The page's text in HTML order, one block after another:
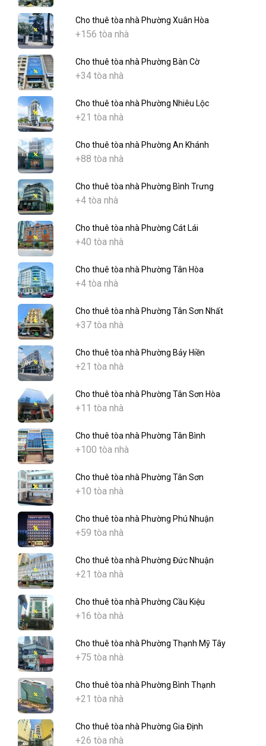
Cho thuê tòa nhà Phường Xuân Hòa
+156 tòa nhà
Cho thuê tòa nhà Phường Bàn Cờ
+34 tòa nhà
Cho thuê tòa nhà Phường Nhiêu Lộc
+21 tòa nhà
Cho thuê tòa nhà Phường An Khánh
+88 tòa nhà
Cho thuê tòa nhà Phường Bình Trưng
+4 tòa nhà
Cho thuê tòa nhà Phường Cát Lái
+40 tòa nhà
Cho thuê tòa nhà Phường Tân Hòa
+4 tòa nhà
Cho thuê tòa nhà Phường Tân Sơn Nhất
+37 tòa nhà
Cho thuê tòa nhà Phường Bảy Hiền
+21 tòa nhà
Cho thuê tòa nhà Phường Tân Sơn Hòa
+11 tòa nhà
Cho thuê tòa nhà Phường Tân Bình
+100 tòa nhà
Cho thuê tòa nhà Phường Tân Sơn
+10 tòa nhà
Cho thuê tòa nhà Phường Phú Nhuận
+59 tòa nhà
Cho thuê tòa nhà Phường Đức Nhuận
+21 tòa nhà
Cho thuê tòa nhà Phường Cầu Kiệu
+16 tòa nhà
Cho thuê tòa nhà Phường Thạnh Mỹ Tây
+75 tòa nhà
Cho thuê tòa nhà Phường Bình Thạnh
+21 tòa nhà
Cho thuê tòa nhà Phường Gia Định
+26 tòa nhà